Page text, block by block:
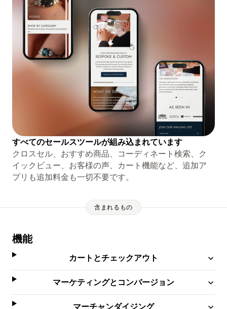
すべてのセールスツールが組み込まれています
クロスセル、おすすめ商品、コーディネート検索、ク
イックビュー、お客様の声、カート機能など、追加ア
プリも追加料金も一切不要です。
含まれるもの
機能
カートとチェックアウト
マーケティングとコンバージョン
マーチャンダイジング